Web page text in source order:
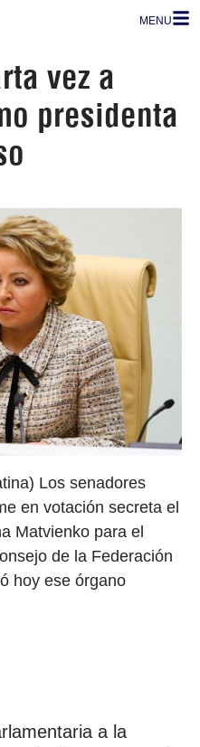
MENU
vez a
presidenta
Los senadores
en votación secreta el
Matvienko para el
de la Federación
hoy ese órgano
a la